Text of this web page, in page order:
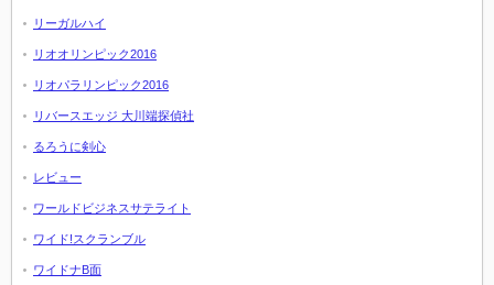
リーガルハイ
リオオリンピック2016
リオパラリンピック2016
リバースエッジ 大川端探偵社
るろうに剣心
レビュー
ワールドビジネスサテライト
ワイド!スクランブル
ワイドナB面